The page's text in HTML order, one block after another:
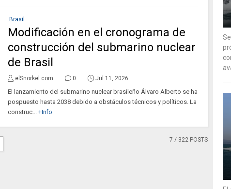
.Brasil
Modificación en el cronograma de
construcción del submarino nuclear
de Brasil
elSnorkel.com 0 Jul 11, 2026
El lanzamiento del submarino nuclear brasileño Álvaro Alberto se ha
pospuesto hasta 2038 debido a obstáculos técnicos y políticos. La
construc... +Info
7 / 322 POSTS